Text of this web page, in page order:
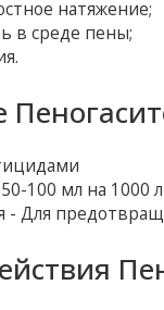
натяжение;
в среде пены;
100 мл на 1000
- Для